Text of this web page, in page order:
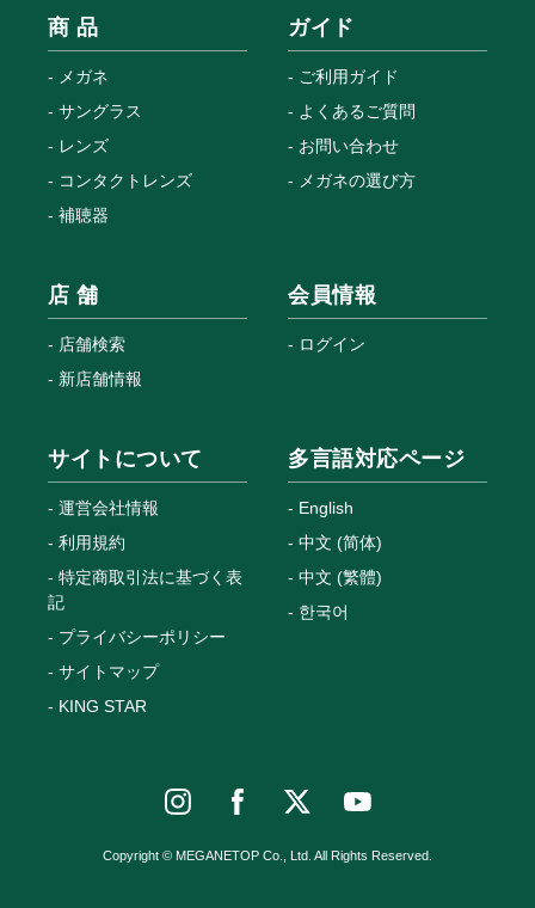
商 品
メガネ
サングラス
レンズ
コンタクトレンズ
補聴器
ガイド
ご利用ガイド
よくあるご質問
お問い合わせ
メガネの選び方
店 舗
店舗検索
新店舗情報
会員情報
ログイン
サイトについて
運営会社情報
利用規約
特定商取引法に基づく表
記
プライバシーポリシー
サイトマップ
KING STAR
多言語対応ページ
English
中文 (简体)
中文 (繁體)
한국어
Copyright © MEGANETOP Co., Ltd. All Rights Reserved.